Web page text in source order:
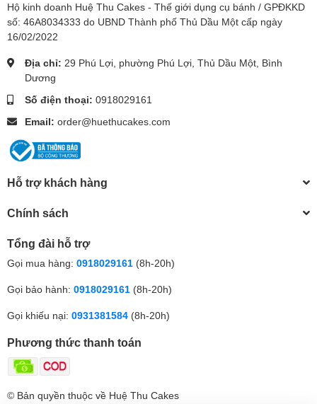
Hộ kinh doanh Huệ Thu Cakes - Thế giới dụng cụ bánh / GPĐKKD
số: 46A8034333 do UBND Thành phố Thủ Dầu Một cấp ngày
16/02/2022
Địa chỉ: 29 Phú Lợi, phường Phú Lợi, Thủ Dầu Một, Bình
Dương
Số điện thoại: 0918029161
Email: order@huethucakes.com
Hỗ trợ khách hàng
Chính sách
Tổng đài hỗ trợ
Gọi mua hàng: 0918029161 (8h-20h)
Gọi bảo hành: 0918029161 (8h-20h)
Gọi khiếu nại: 0931381584 (8h-20h)
Phương thức thanh toán
© Bản quyền thuộc về Huệ Thu Cakes